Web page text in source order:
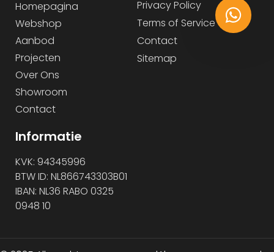
Homepagina
Webshop
Aanbod
Projecten
Over Ons
Showroom
Contact
Privacy Policy
Terms of Service
Contact
Sitemap
Informatie
KVK: 94345996
BTW ID: NL866743303B01
IBAN: NL36 RABO 0325
0948 10